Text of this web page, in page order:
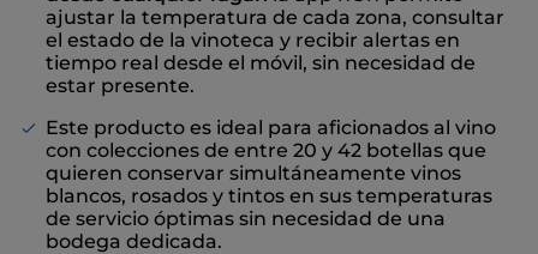
ajustar la temperatura de cada zona, consultar
el estado de la vinoteca y recibir alertas en
tiempo real desde el móvil, sin necesidad de
estar presente.
Este producto es ideal para aficionados al vino
con colecciones de entre 20 y 42 botellas que
quieren conservar simultáneamente vinos
blancos, rosados y tintos en sus temperaturas
de servicio óptimas sin necesidad de una
bodega dedicada.